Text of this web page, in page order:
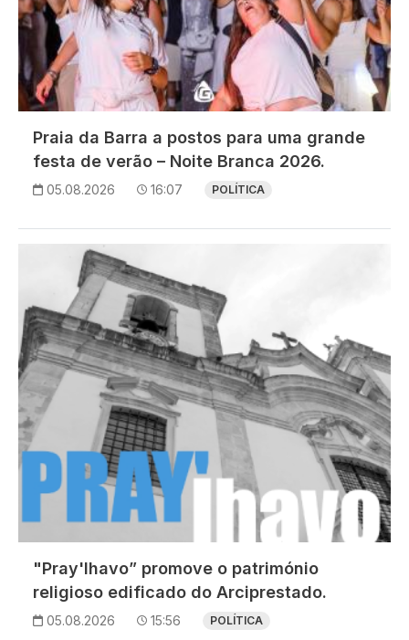
Praia da Barra a postos para uma grande
festa de verão – Noite Branca 2026.
05.08.2026 16:07 POLÍTICA
"Pray'lhavo” promove o património
religioso edificado do Arciprestado.
05.08.2026 15:56 POLÍTICA